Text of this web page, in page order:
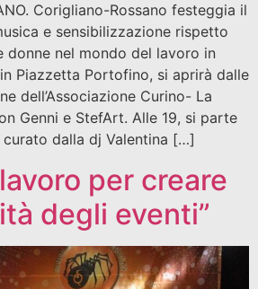
Corigliano-Rossano festeggia il
e sensibilizzazione rispetto
donne nel mondo del lavoro in
Piazzetta Portofino, si aprirà dalle
dell’Associazione Curino- La
Genni e StefArt. Alle 19, si parte
dalla dj Valentina […]
per creare
degli eventi”